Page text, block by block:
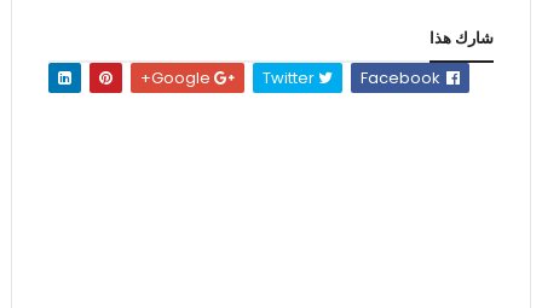
شارك هذا
Twitter